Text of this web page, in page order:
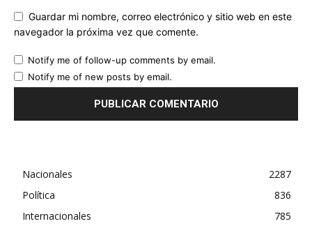
Guardar mi nombre, correo electrónico y sitio web en este
navegador la próxima vez que comente.
Notify me of follow-up comments by email.
Notify me of new posts by email.
Nacionales
2287
Política
836
Internacionales
785